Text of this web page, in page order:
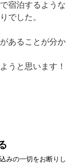
みの一切をお断りし